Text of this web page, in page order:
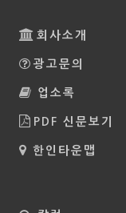
회사소개
광고문의
업소록
PDF 신문보기
한인타운맵